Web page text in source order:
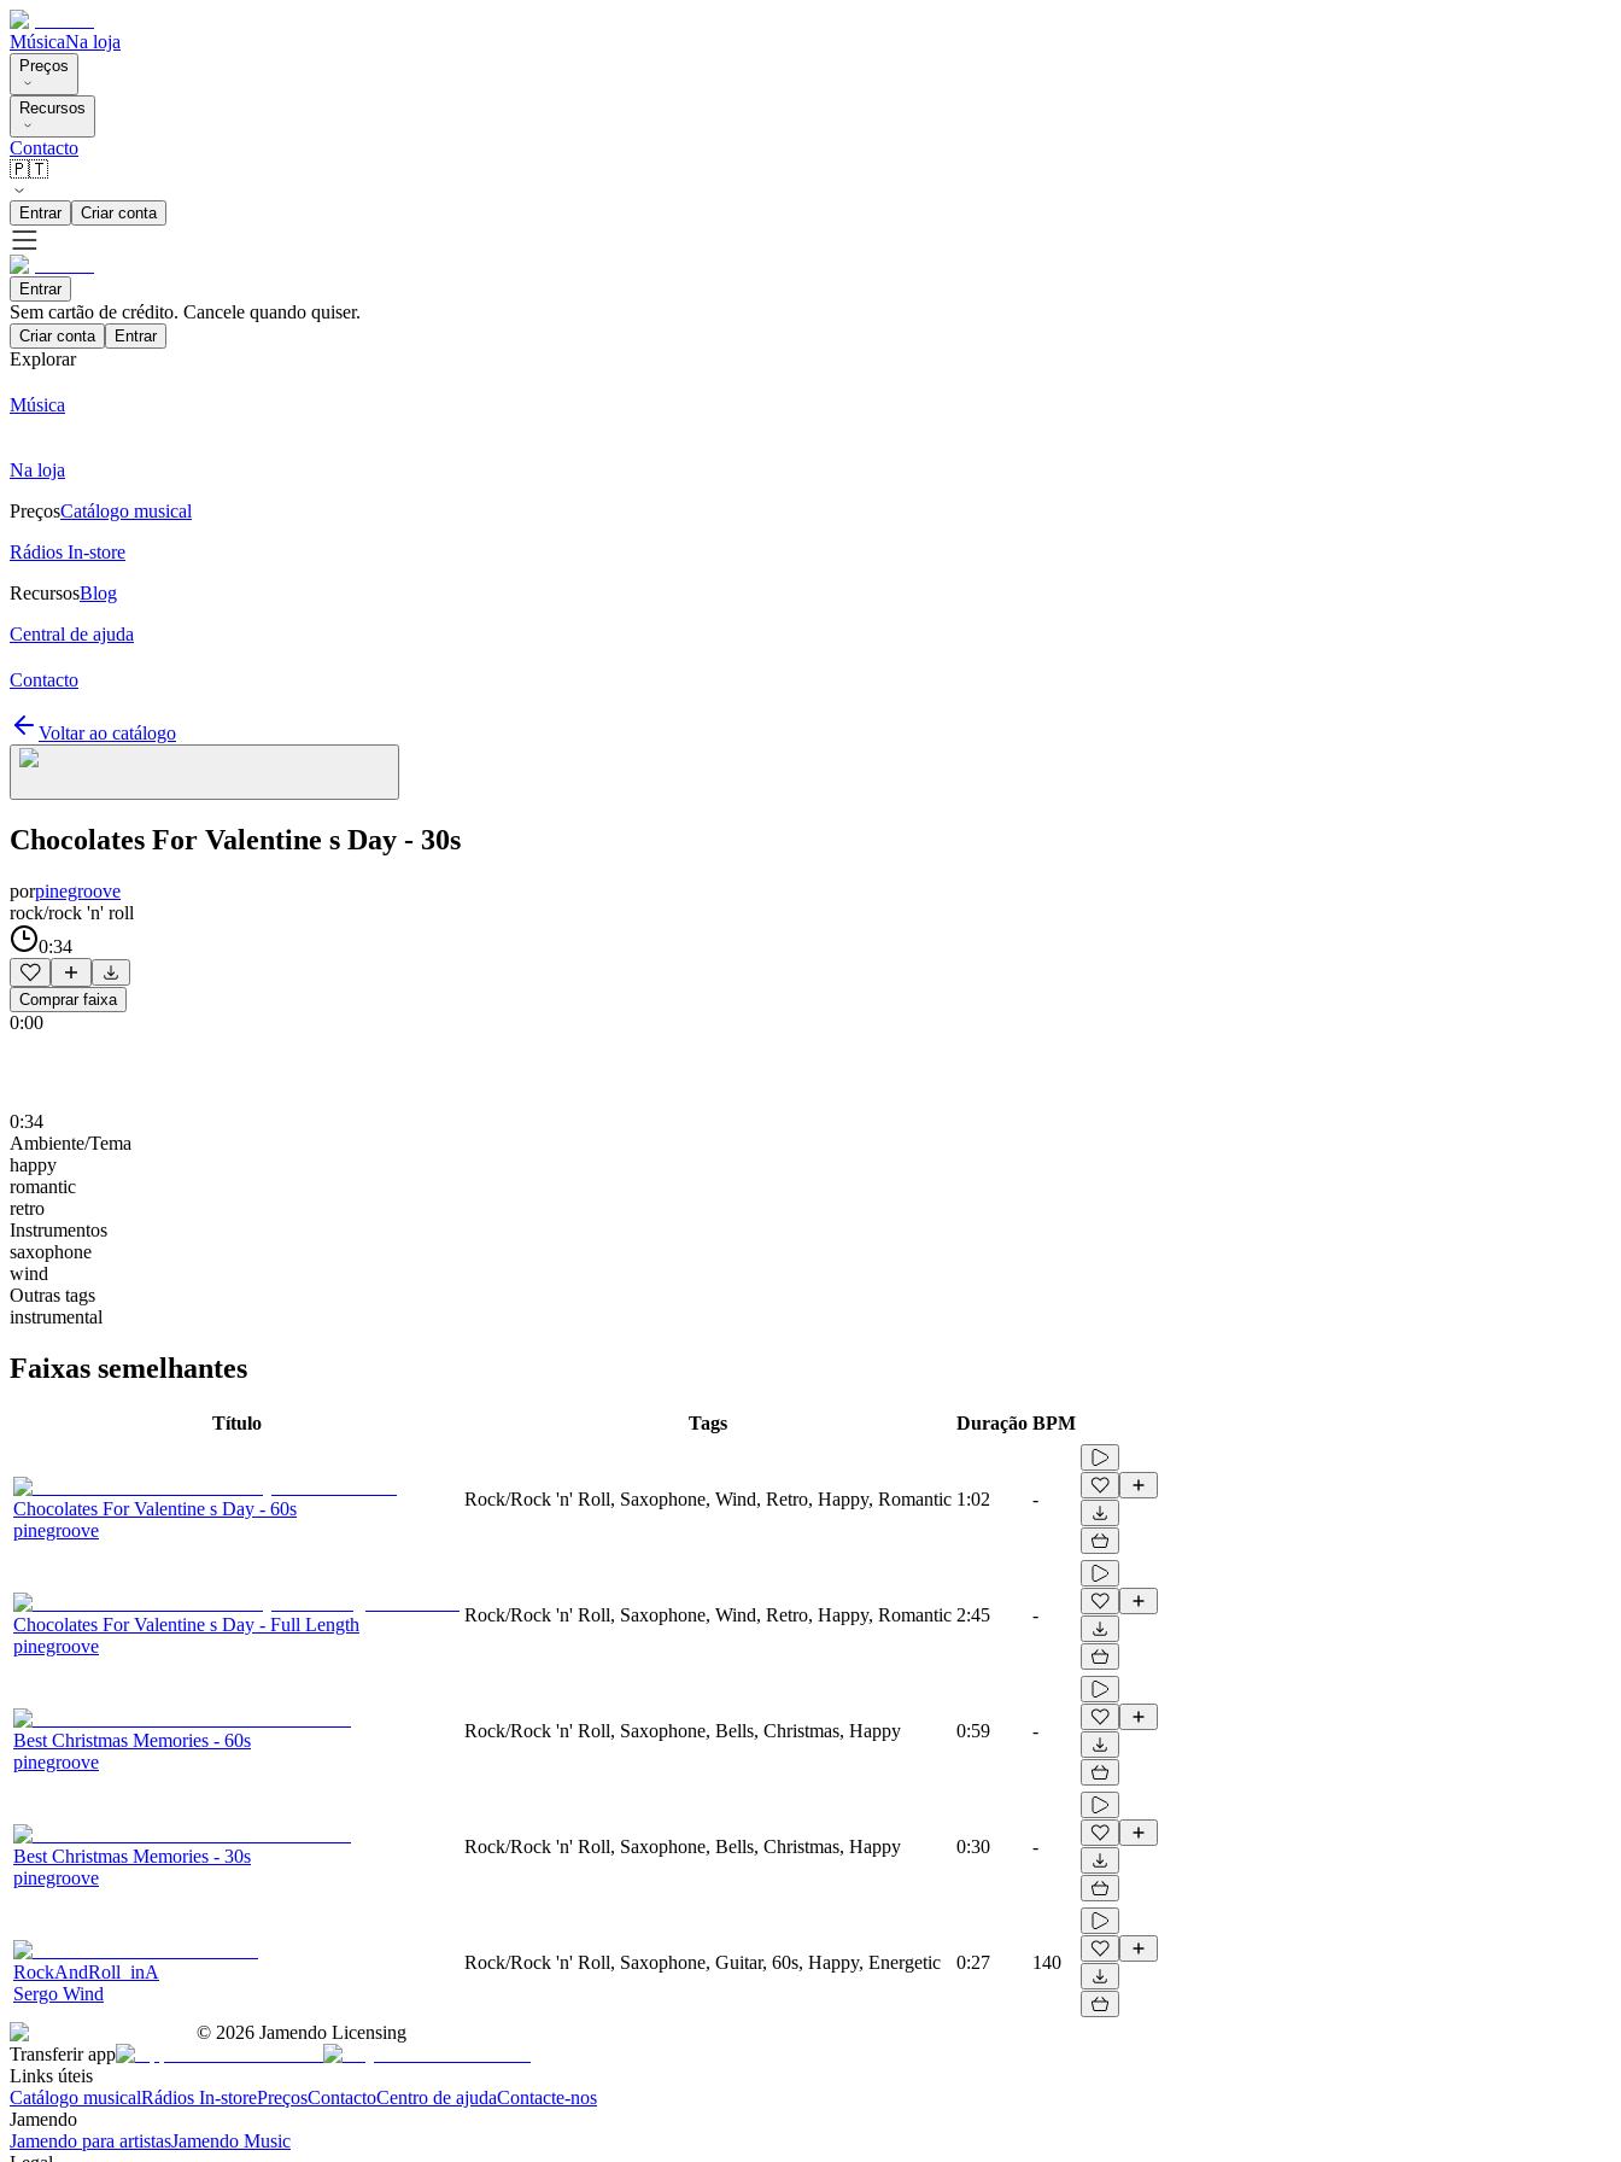
MúsicaNa loja
Preços
Recursos
Contacto
🇵🇹
Entrar Criar conta
Entrar
Sem cartão de crédito. Cancele quando quiser.
Criar conta Entrar
Explorar
Música
Na loja
PreçosCatálogo musical
Rádios In-store
RecursosBlog
Central de ajuda
Contacto
Voltar ao catálogo
Chocolates For Valentine s Day - 30s
porpinegroove
rock/rock 'n' roll
0:34
Comprar faixa
0:00
0:34
Ambiente/Tema
happy
romantic
retro
Instrumentos
saxophone
wind
Outras tags
instrumental
Faixas semelhantes
Título Tags Duração BPM
Chocolates For Valentine s Day - 60s
pinegroove
Rock/Rock 'n' Roll, Saxophone, Wind, Retro, Happy, Romantic 1:02 -
Chocolates For Valentine s Day - Full Length
pinegroove
Rock/Rock 'n' Roll, Saxophone, Wind, Retro, Happy, Romantic 2:45 -
Best Christmas Memories - 60s
pinegroove
Rock/Rock 'n' Roll, Saxophone, Bells, Christmas, Happy 0:59 -
Best Christmas Memories - 30s
pinegroove
Rock/Rock 'n' Roll, Saxophone, Bells, Christmas, Happy 0:30 -
RockAndRoll_inA
Sergo Wind
Rock/Rock 'n' Roll, Saxophone, Guitar, 60s, Happy, Energetic 0:27 140
© 2026 Jamendo Licensing
Transferir app
Links úteis
Catálogo musicalRádios In-storePreçosContactoCentro de ajudaContacte-nos
Jamendo
Jamendo para artistasJamendo Music